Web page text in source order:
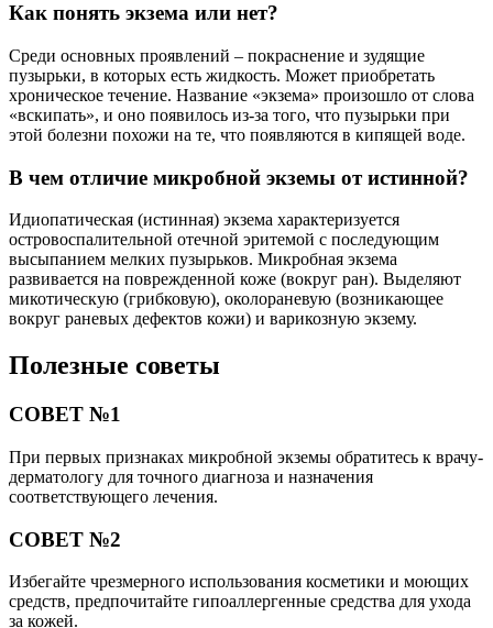
Как понять экзема или нет?
Среди основных проявлений – покраснение и зудящие
пузырьки, в которых есть жидкость. Может приобретать
хроническое течение. Название «экзема» произошло от слова
«вскипать», и оно появилось из-за того, что пузырьки при
этой болезни похожи на те, что появляются в кипящей воде.
В чем отличие микробной экземы от истинной?
Идиопатическая (истинная) экзема характеризуется
островоспалительной отечной эритемой с последующим
высыпанием мелких пузырьков. Микробная экзема
развивается на поврежденной коже (вокруг ран). Выделяют
микотическую (грибковую), околораневую (возникающее
вокруг раневых дефектов кожи) и варикозную экзему.
Полезные советы
СОВЕТ №1
При первых признаках микробной экземы обратитесь к врачу-
дерматологу для точного диагноза и назначения
соответствующего лечения.
СОВЕТ №2
Избегайте чрезмерного использования косметики и моющих
средств, предпочитайте гипоаллергенные средства для ухода
за кожей.